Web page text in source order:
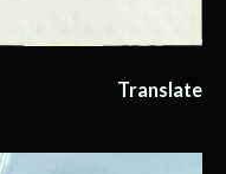
Translate